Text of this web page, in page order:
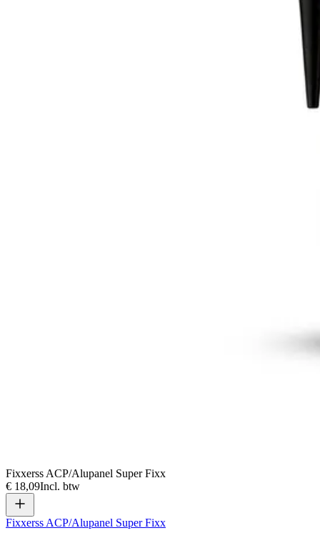
Fixxerss ACP/Alupanel Super Fixx
€ 18,09Incl. btw
Fixxerss ACP/Alupanel Super Fixx